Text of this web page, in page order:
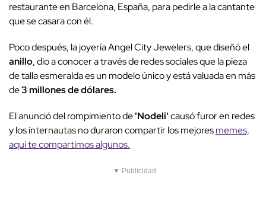
restaurante en Barcelona, España, para pedirle a la cantante
que se casara con él.
Poco después, la joyería Angel City Jewelers, que diseñó el
anillo, dio a conocer a través de redes sociales que la pieza
de talla esmeralda es un modelo único y está valuada en más
de3 millones de dólares.
El anunció del rompimiento de'Nodeli'causó furor en redes
y los internautas no duraron compartir los mejoresmemes,
aquí te compartimos algunos.
▼ Publicidad